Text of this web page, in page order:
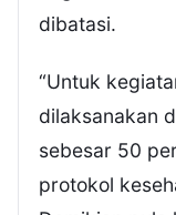
dibatasi.
“Untuk
dilaksanakan
sebesar 50
protokol